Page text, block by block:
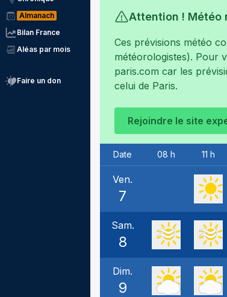
Almanach
Bilan France
Aléas par mois
Faire un don
Attention ! Météo
Ces prévisions météo
météorologistes). Pour
paris.com car les
celui de Paris.
Rejoindre le site
Date 08 h 11 h
Ven.
7
Sam.
8
Dim.
9